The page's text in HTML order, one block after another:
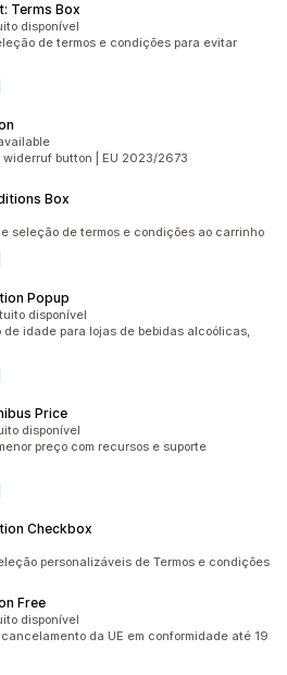
Terms Box
disponível
de termos e condições para evitar
button | EU 2023/2673
Box
seleção de termos e condições ao carrinho
Popup
disponível
de idade para lojas de bebidas alcoólicas,
Price
disponível
preço com recursos e suporte
Checkbox
personalizáveis de Termos e condições
Free
disponível
da UE em conformidade até 19